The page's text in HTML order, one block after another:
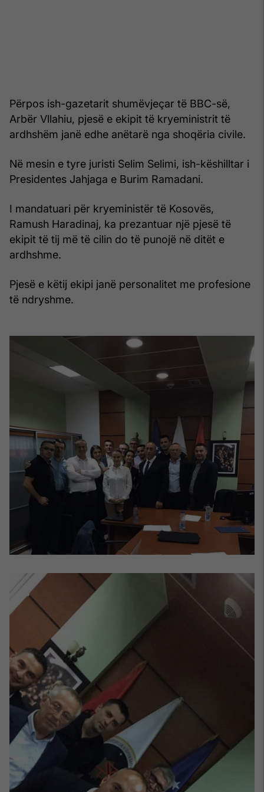
Përpos ish-gazetarit shumëvjeçar të BBC-së,
Arbër Vllahiu, pjesë e ekipit të kryeministrit të
ardhshëm janë edhe anëtarë nga shoqëria civile.
Në mesin e tyre juristi Selim Selimi, ish-këshilltar i
Presidentes Jahjaga e Burim Ramadani.
I mandatuari për kryeministër të Kosovës,
Ramush Haradinaj, ka prezantuar një pjesë të
ekipit të tij më të cilin do të punojë në ditët e
ardhshme.
Pjesë e këtij ekipi janë personalitet me profesione
të ndryshme.